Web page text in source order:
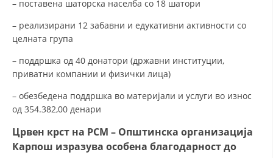
– поставена шаторска населба со 18 шатори
– реализирани 12 забавни и едукативни активности со
целната група
– поддршка од 40 донатори (државни институции,
приватни компании и физички лица)
– обезбедена поддршка во материјали и услуги во износ
од 354.382,00 денари
Црвен крст на РСМ – Општинска организација
Карпош изразува особена благодарност до